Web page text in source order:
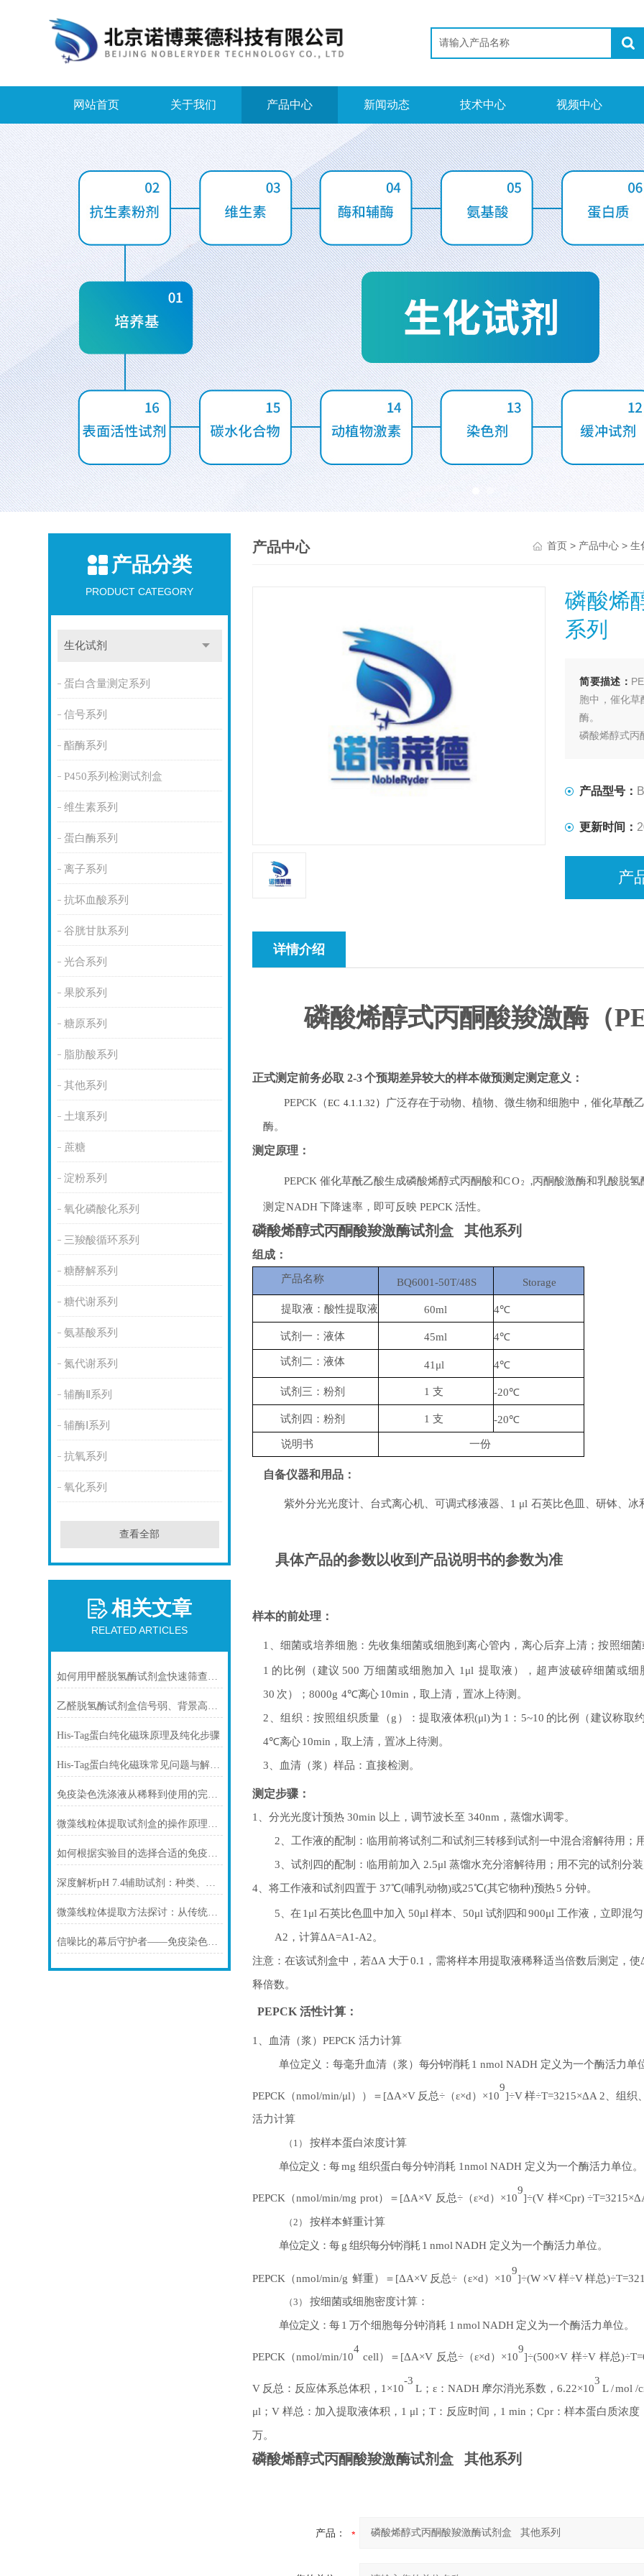
网站首页 关于我们 产品中心 新闻动态 技术中心 视频中心
产品分类
PRODUCT CATEGORY
生化试剂
蛋白含量测定系列
信号系列
酯酶系列
P450系列检测试剂盒
维生素系列
蛋白酶系列
离子系列
抗坏血酸系列
谷胱甘肽系列
光合系列
果胶系列
糖原系列
脂肪酸系列
其他系列
土壤系列
蔗糖
淀粉系列
氧化磷酸化系列
三羧酸循环系列
糖酵解系列
糖代谢系列
氨基酸系列
氮代谢系列
辅酶Ⅱ系列
辅酶Ⅰ系列
抗氧系列
氧化系列
查看全部
相关文章
RELATED ARTICLES
如何用甲醛脱氢酶试剂盒快速筛查食品中甲醛残留？
乙醛脱氢酶试剂盒信号弱、背景高、重复性差怎么办？
His-Tag蛋白纯化磁珠原理及纯化步骤
His-Tag蛋白纯化磁珠常见问题与解决方案
免疫染色洗涤液从稀释到使用的完整流程
微藻线粒体提取试剂盒的操作原理与实验优化指南
如何根据实验目的选择合适的免疫染色封闭剂
深度解析pH 7.4辅助试剂：种类、选择
微藻线粒体提取方法探讨：从传统技术到试剂盒方案
信噪比的幕后守护者——免疫染色洗涤液的科学原理与核心价值
产品中心 首页> 产品中心> 生
磷酸烯
系列
简要描述：
胞中，催化
酶。
磷酸烯醇式丙
产品型号：
更新时间：
产
详情介绍
磷酸烯醇式丙酮酸羧激酶（
正式测定前务必取 2-3 个预期差异较大的样本做预测定测定意义：
PEPCK （EC 4.1.1.32 ） 广泛存在于动物、植物、微生物和细胞中，催化草酰
酶。
测定原理：
PEPCK 催化草酰乙酸生成磷酸烯醇式丙酮酸和CO2 ，丙酮酸激酶和乳酸脱
测定NADH 下降速率，即可反映 PEPCK 活性。
磷酸烯醇式丙酮酸羧激酶试剂盒 其他系列
组成：
产品名称 BQ6001-50T/48S Storage
提取液：酸性提取液 60ml 4℃
试剂一：液体 45ml 4℃
试剂二：液体 41μl 4℃
试剂三：粉剂 1支 -20℃
试剂四：粉剂 1支 -20℃
说明书 一份
自备仪器和用品：
紫外分光光度计、台式离心机、可调式移液器、 1 μl 石英比色皿、研钵、冰
具体产品的参数以收到产品说明书的参数为准
样本的前处理：
1 、细菌或培养细胞：先收集细菌或细胞到离心管内，离心后弃上清；按照细
1 的比例（建议 500 万细菌或细胞加入 1μl 提取液），超声波破碎细菌或细
30 次）；8000g 4℃离心 10min ，取上清，置冰上待测。
2 、组织：按照组织质量（g ）：提取液体积(μl)为 1 ： 5~10 的比例（建议称取约
4℃离心 10min ，取上清，置冰上待测。
3 、血清（浆）样品：直接检测。
测定步骤：
1 、分光光度计预热 30min 以上，调节波长至 340nm ，蒸馏水调零。
2 、工作液的配制：临用前将试剂二和试剂三转移到试剂一中混合溶解待用；
3 、试剂四的配制：临用前加入 2.5μl蒸馏水充分溶解待用；用不完的试剂分
4 、将工作液和试剂四置于 37℃(哺乳动物)或25℃(其它物种)预热 5 分钟。
5 、在 1μl 石英比色皿中加入 50μl 样本、 50μl 试剂四和 900μl 工作液，立即混
A2 ，计算ΔA=A1-A2。
注意：在该试剂盒中，若ΔA 大于0.1 ，需将样本用提取液稀释适当倍数后测定，使
释倍数。
PEPCK 活性计算：
1 、血清（浆）PEPCK 活力计算
单位定义：每毫升血清（浆）每分钟消耗 1 nmol NADH 定义为一个酶活力单
PEPCK （nmol/min/μl））＝ [ΔA×V 反总÷ （ε×d） ×10
9
]÷V 样÷T=3215×ΔA 2 、组织
活力计算
（1）按样本蛋白浓度计算
单位定义：每mg 组织蛋白每分钟消耗 1nmol NADH 定义为一个酶活力单位。
PEPCK （nmol/min/mg prot）＝ [ΔA×V 反总÷ （ε×d） ×10
9
]÷(V 样×Cpr) ÷
（2）按样本鲜重计算
单位定义：每 g 组织每分钟消耗 1 nmol NADH 定义为一个酶活力单位。
PEPCK （nmol/min/g 鲜重）＝ [ΔA×V 反总÷ （ε×d） ×10
9
]÷(W ×V 样÷V 样总
（3）按细菌或细胞密度计算：
单位定义：每 1 万个细胞每分钟消耗 1 nmol NADH 定义为一个酶活力单位。
PEPCK （nmol/min/10
4
cell）＝ [ΔA×V 反总÷ （ε×d） ×10
9
]÷(500×V 样÷V 样总
V 反总：反应体系总体积， 1×10
-3
L ；ε ：NADH 摩尔消光系数，6.22×10
3
L /mol /
μl ；V样总：加入提取液体积， 1 μl ；T ：反应时间， 1 min ；Cpr ：样本蛋白质浓度
万。
磷酸烯醇式丙酮酸羧激酶试剂盒 其他系列
产品：